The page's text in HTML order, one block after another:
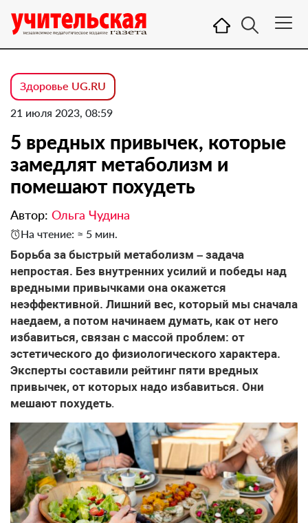
Здоровье UG.RU
21 июля 2023, 08:59
5 вредных привычек, которые
замедлят метаболизм и
помешают похудеть
Автор: Ольга Чудина
На чтение: ≈ 5 мин.
Борьба за быстрый метаболизм – задача
непростая. Без внутренних усилий и победы над
вредными привычками она окажется
неэффективной. Лишний вес, который мы сначала
наедаем, а потом начинаем думать, как от него
избавиться, связан с массой проблем: от
эстетического до физиологического характера.
Эксперты составили рейтинг пяти вредных
привычек, от которых надо избавиться. Они
мешают похудеть.